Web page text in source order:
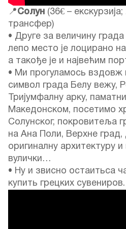
📍Солун (36€ –
трансфер)
• Друге за величину
лепо место је лоцирано
а такође је и највећим
• Ми прогуламось вздовж
символ града Белу вежу,
Тријумфалну арку,
Македонском, посетимо
Солунског, покровитеља
на Ана Поли, Верхне град,
оригиналну архитектуру
вулички…
• Ну и звисно остаитьса
купить грецких сувениров.